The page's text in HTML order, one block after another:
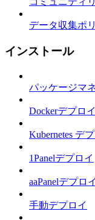
データ収集ポ
インストール
パッケージマ
Dockerデプロイ
Kubernetes デ
1Panelデプロイ
aaPanelデプロイ
手動デプロイ